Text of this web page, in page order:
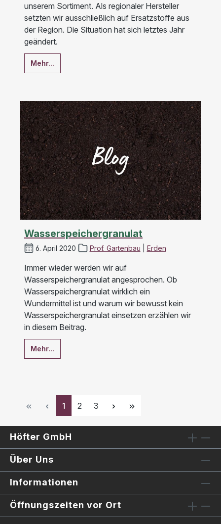
unserem Sortiment. Als regionaler Hersteller
setzten wir ausschließlich auf Ersatzstoffe aus
der Region. Die Situation hat sich letztes Jahr
geändert.
Mehr...
Wasserspeichergranulat
6. April 2020 Prof. Gartenbau Erden
Immer wieder werden wir auf
Wasserspeichergranulat angesprochen. Ob
Wasserspeichergranulat wirklich ein
Wundermittel ist und warum wir bewusst kein
Wasserspeichergranulat einsetzen erzählen wir
in diesem Beitrag.
Mehr...
Seite
1 Seite
2 Seite
3
Höfter GmbH
Über Uns
Informationen
Öffnungszeiten vor Ort